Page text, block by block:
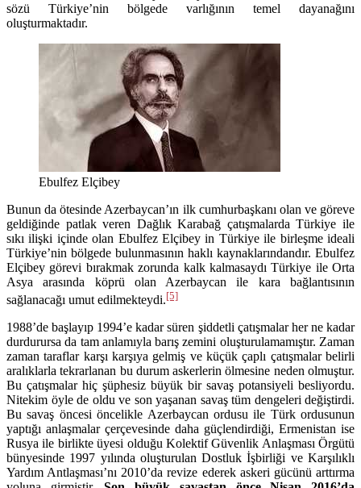
sözü Türkiye’nin bölgede varlığının temel dayanağını
oluşturmaktadır.
Ebulfez Elçibey
Bunun da ötesinde Azerbaycan’ın ilk cumhurbaşkanı olan ve göreve
geldiğinde patlak veren Dağlık Karabağ çatışmalarda Türkiye ile
sıkı ilişki içinde olan Ebulfez Elçibey in Türkiye ile birleşme ideali
Türkiye’nin bölgede bulunmasının haklı kaynaklarındandır. Ebulfez
Elçibey görevi bırakmak zorunda kalk kalmasaydı Türkiye ile Orta
Asya arasında köprü olan Azerbaycan ile kara bağlantısının
sağlanacağı umut edilmekteydi.[5]
1988’de başlayıp 1994’e kadar süren şiddetli çatışmalar her ne kadar
durdurursa da tam anlamıyla barış zemini oluşturulamamıştır. Zaman
zaman taraflar karşı karşıya gelmiş ve küçük çaplı çatışmalar belirli
aralıklarla tekrarlanan bu durum askerlerin ölmesine neden olmuştur.
Bu çatışmalar hiç şüphesiz büyük bir savaş potansiyeli besliyordu.
Nitekim öyle de oldu ve son yaşanan savaş tüm dengeleri değiştirdi.
Bu savaş öncesi öncelikle Azerbaycan ordusu ile Türk ordusunun
yaptığı anlaşmalar çerçevesinde daha güçlendirdiği, Ermenistan ise
Rusya ile birlikte üyesi olduğu Kolektif Güvenlik Anlaşması Örgütü
bünyesinde 1997 yılında oluşturulan Dostluk İşbirliği ve Karşılıklı
Yardım Antlaşması’nı 2010’da revize ederek askeri gücünü arttırma